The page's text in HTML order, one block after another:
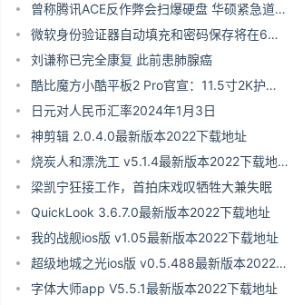
曾称腾讯ACE反作弊会扫爆硬盘 华硕紧急道
歉：错误描述、不实评价
微软身份验证器自动填充和密码保存将在6月
起逐渐停用 附密码迁移方法
刘谦称已完全康复 此前患肺腺癌
酷比魔方小酷平板2 Pro官宣：11.5寸2K护眼
屏、支持全网通通话
日元对人民币汇率2024年1月3日
神剪辑 2.0.4.0最新版本2022下载地址
烧炭人和漂洗工 v5.1.4最新版本2022下载地
址
梁凯宁狂接工作，首拍床戏叹牺牲大兼失眠
QuickLook 3.6.7.0最新版本2022下载地址
我的战舰ios版 v1.05最新版本2022下载地址
超级地城之光ios版 v0.5.488最新版本2022下
载地址
字体大师app V5.5.1最新版本2022下载地址